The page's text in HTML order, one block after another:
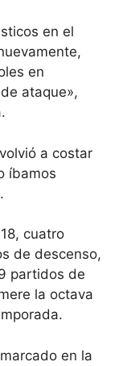
en el
en
ataque»,
a costar
íbamos
cuatro
de descenso,
partidos de
la octava
en la